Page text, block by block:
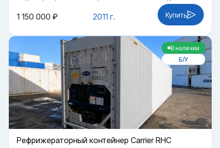
2011 г.
1 150 000 ₽ Купить
В наличии
Б/У
Рефрижераторный контейнер Carrier RHC